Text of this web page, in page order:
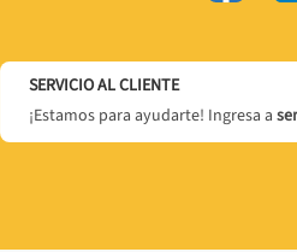
SERVICIO AL CLIENTE
¡Estamos para ayudarte! Ingresa a